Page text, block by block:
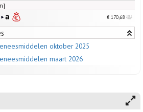
€ 170,68
oktober 2025
maart 2026